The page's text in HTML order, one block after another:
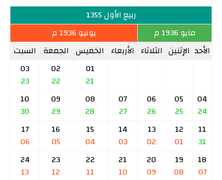
ربيع الأول 1355
مايو 1936 م
يونيو 1936 م
الأحد الإثنين الثلاثاء الأربعاء الخميس الجمعة السبت
01
21
02
22
03
23
04
24
05
25
06
26
07
27
08
28
09
29
10
30
11
31
12
01
13
02
14
03
15
04
16
05
17
06
18
07
19
08
20
09
21
10
22
11
23
12
24
13